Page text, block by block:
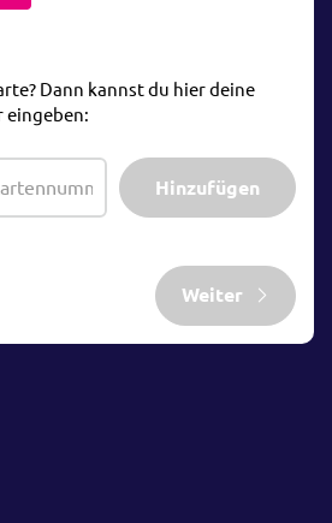
Dann kannst du hier deine
eingeben:
Hinzufügen
Weiter